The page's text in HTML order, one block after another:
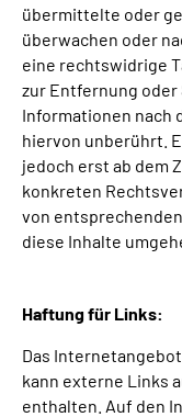
übermittelte oder
überwachen oder
eine rechtswidrige
zur Entfernung oder
Informationen nach
hiervon unberührt.
jedoch erst ab dem
konkreten
von
diese Inhalte
Haftung für Links:
Das
kann externe Links
enthalten. Auf den